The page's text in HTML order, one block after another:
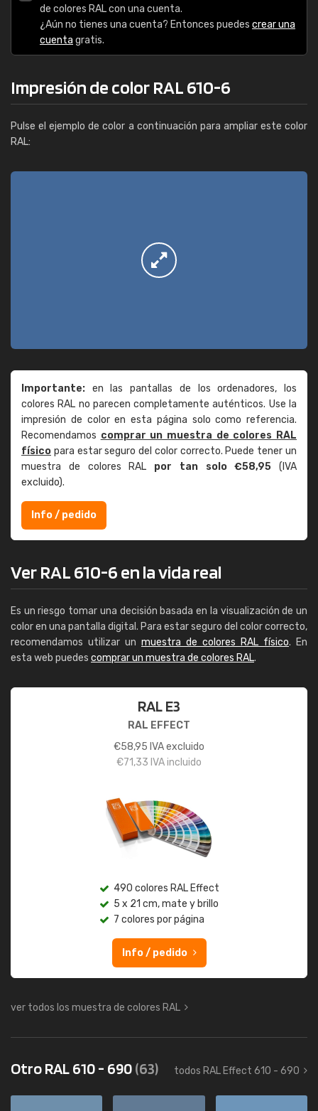
de colores RAL con una cuenta.
¿Aún no tienes una cuenta? Entonces puedes crear una
cuenta gratis.
Impresión de color RAL 610-6
Pulse el ejemplo de color a continuación para ampliar este color
RAL:
Importante: en las pantallas de los ordenadores, los
colores RAL no parecen completamente auténticos. Use la
impresión de color en esta página solo como referencia.
Recomendamos comprar un muestra de colores RAL
físico para estar seguro del color correcto. Puede tener un
muestra de colores RAL por tan solo €58,95 (IVA
excluido).
Info / pedido
Ver RAL 610-6 en la vida real
Es un riesgo tomar una decisión basada en la visualización de un
color en una pantalla digital. Para estar seguro del color correcto,
recomendamos utilizar un muestra de colores RAL físico. En
esta web puedes comprar un muestra de colores RAL.
RAL E3
RAL EFFECT
€58,95 IVA excluido
€71,33 IVA incluido
490 colores RAL Effect
5 x 21 cm, mate y brillo
7 colores por página
Info / pedido
ver todos los muestra de colores RAL
Otro RAL 610 - 690(63) todos RAL Effect 610 - 690